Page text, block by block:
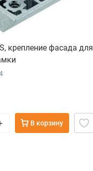
крепление фасада для
В корзину